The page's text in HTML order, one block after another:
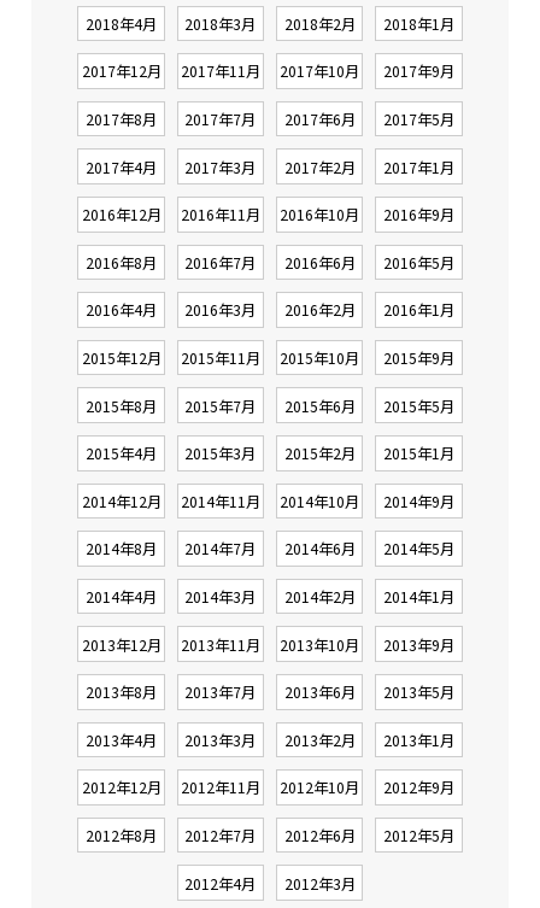
2018年4月 2018年3月 2018年2月 2018年1月
2017年12月 2017年11月 2017年10月 2017年9月
2017年8月 2017年7月 2017年6月 2017年5月
2017年4月 2017年3月 2017年2月 2017年1月
2016年12月 2016年11月 2016年10月 2016年9月
2016年8月 2016年7月 2016年6月 2016年5月
2016年4月 2016年3月 2016年2月 2016年1月
2015年12月 2015年11月 2015年10月 2015年9月
2015年8月 2015年7月 2015年6月 2015年5月
2015年4月 2015年3月 2015年2月 2015年1月
2014年12月 2014年11月 2014年10月 2014年9月
2014年8月 2014年7月 2014年6月 2014年5月
2014年4月 2014年3月 2014年2月 2014年1月
2013年12月 2013年11月 2013年10月 2013年9月
2013年8月 2013年7月 2013年6月 2013年5月
2013年4月 2013年3月 2013年2月 2013年1月
2012年12月 2012年11月 2012年10月 2012年9月
2012年8月 2012年7月 2012年6月 2012年5月
2012年4月 2012年3月